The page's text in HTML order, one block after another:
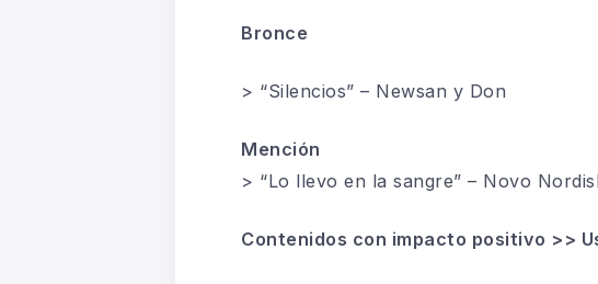
Bronce
> “Silencios” – Newsan y Don
Mención
> “Lo llevo en la sangre” – Novo
Contenidos con impacto positivo >>